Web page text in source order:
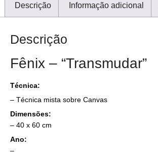
Descrição Informação adicional
Descrição
Fênix – “Transmudar”
Técnica:
– Técnica mista sobre Canvas
Dimensões:
– 40 x 60 cm
Ano:
–